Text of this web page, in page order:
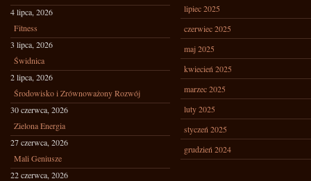
4 lipca, 2026
Fitness
3 lipca, 2026
Świdnica
2 lipca, 2026
Środowisko i Zrównoważony Rozwój
30 czerwca, 2026
Zielona Energia
27 czerwca, 2026
Mali Geniusze
22 czerwca, 2026
lipiec 2025
czerwiec 2025
maj 2025
kwiecień 2025
marzec 2025
luty 2025
styczeń 2025
grudzień 2024